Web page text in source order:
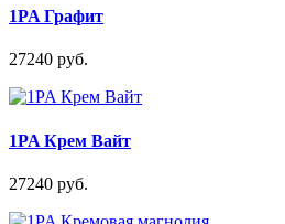
1PA Графит
27240 руб.
1PA Крем Вайт
27240 руб.